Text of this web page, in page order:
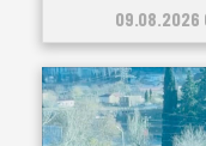
09.08.2026